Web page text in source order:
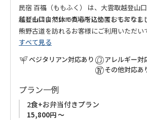
民宿 百福（ももふく） は、大雲取越登山
越登山口まで1kmの場所に位置しておりま
熊野古道を訪れるお客様にご利用いただい
小さな宿ですので、たくさんの予約をお受
せんが、何よりもお客様との会話を大切に
私どもは自然体で真心を込めておもてなし
お客様には自分の家に帰ってきたような感
ばと思って経営しています。
※現在、当館は1日1組様（2名様まで）限
いただいております。
※連泊はお受けしておりません。
すべて見る
ベジタリアン対応あり
アレルギー対
その他対応あ
プラン一例
2食+お弁当付きプラン
15,800円 ～